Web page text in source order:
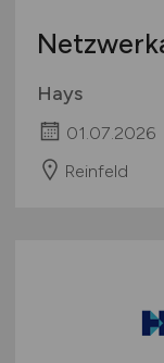
Hays
01.07.2026
Reinfeld